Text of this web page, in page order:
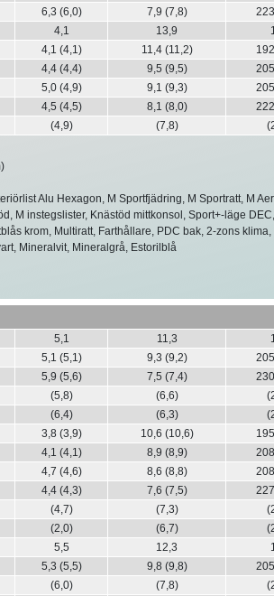
6,3 (6,0) 7,9 (7,8)
4,1 13,9
4,1 (4,1) 11,4 (11,2)
4,4 (4,4) 9,5 (9,5)
5,0 (4,9) 9,1 (9,3)
4,5 (4,5) 8,1 (8,0)
(4,9) (7,8)
Alu Hexagon, M Sportfjädring, M Sportratt, M
M instegslister, Knästöd mittkonsol, Sport+-läge
krom, Multiratt, Farthållare, PDC bak, 2-zons
Mineralvit, Mineralgrå, Estorilblå
5,1 11,3
5,1 (5,1) 9,3 (9,2)
5,9 (5,6) 7,5 (7,4)
(5,8) (6,6)
(6,4) (6,3)
3,8 (3,9) 10,6 (10,6)
4,1 (4,1) 8,9 (8,9)
4,7 (4,6) 8,6 (8,8)
4,4 (4,3) 7,6 (7,5)
(4,7) (7,3)
(2,0) (6,7)
5,5 12,3
5,3 (5,5) 9,8 (9,8)
(6,0) (7,8)